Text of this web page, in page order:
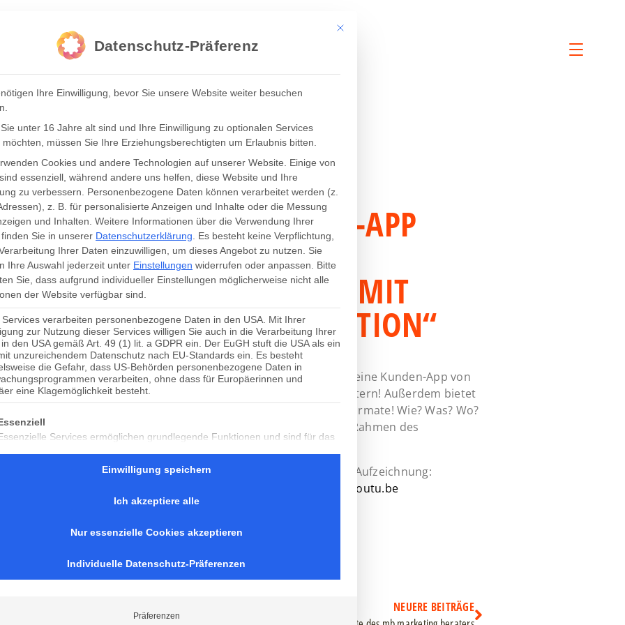
BTE-WEBINAR: „KUNDEN-APP
GOES WHATSAPP:
KAUFAKTIVIERUNG JETZT MIT
ZUSÄTZLICHER KANAL-OPTION“
NEU: KUNDEN-APP GOES WHATSAPP! Ab sofort kannst Du Deine Kunden-App von
Hutter & Unger mit integriertem WhatsApp-Marketing erweitern! Außerdem bietet
Dir die App viele weitere neue Funktionen und Kampagnenformate! Wie? Was? Wo?
Darüber informierte unser CRM-Experte Andreas Unger im Rahmen des
kostenfreien BTE-Webinars am 19. März.
▶️ ▶️ ▶️ BTE-Webinar verpasst? Kein Problem! Hier geht’s zur Aufzeichnung:
https://www.youtube.com/watch?v=DJsFkdxoxpM&feature=youtu.be
TEILEN TEILEN
NEUERE BEITRÄGE
Mit diesem Button wird der Dialog geschlossen. Seine Funktionalität ist
Datenschutz-Präferenz
Ihre Einwilligung, bevor Sie unsere Website weiter besuchen
unter 16 Jahre alt sind und Ihre Einwilligung zu optionalen Services
müssen Sie Ihre Erziehungsberechtigten um Erlaubnis bitten.
Cookies und andere Technologien auf unserer Website. Einige von
essenziell, während andere uns helfen, diese Website und Ihre
zu verbessern.
Personenbezogene Daten können verarbeitet werden (z.
z. B. für personalisierte Anzeigen und Inhalte oder die Messung
und Inhalten. Weitere Informationen über die Verwendung Ihrer
Sie in unserer Datenschutzerklärung
Es besteht keine Verpflichtung,
Ihrer Daten einzuwilligen, um dieses Angebot zu nutzen.
Sie
Ihre Auswahl jederzeit unter Einstellungen widerrufen oder anpassen.
Bitte
Sie, dass aufgrund individueller Einstellungen möglicherweise nicht alle
der Website verfügbar sind.
Services verarbeiten personenbezogene Daten in den USA. Mit Ihrer
zur Nutzung dieser Services willigen Sie auch in die Verarbeitung Ihrer
den USA gemäß Art. 49 (1) lit. a GDPR ein. Der EuGH stuft die USA als ein
unzureichendem Datenschutz nach EU-Standards ein. Es besteht
die Gefahr, dass US-Behörden personenbezogene Daten in
verarbeiten, ohne dass für Europäerinnen und
eine Klagemöglichkeit besteht.
eine Liste der Service-Gruppen, für die eine Einwilligung erteilt werden kann. Die erste Service-Gruppe ist essenziell und
Services ermöglichen grundlegende Funktionen und sind für das
geben, wie unsere Besucher mit unserer Website umgehen.
Marketing Services werden von Drittanbietern oder Herausgebern genutzt,
über Websites hinweg verfolgen.
Einwilligung speichern
Ich akzeptiere alle
Nur essenzielle Cookies akzeptieren
Individuelle Datenschutz-Präferenzen
Präferenzen